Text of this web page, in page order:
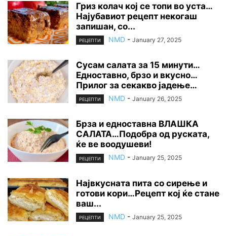
Гриз колач кој се топи во уста…
Најубавиот рецепт некогаш
запишан, со...
РЕЦЕПТИ NMD - January 27, 2025
Сусам салата за 15 минути…
Едноставно, брзо и вкусно…
Прилог за секакво јадење…
РЕЦЕПТИ NMD - January 26, 2025
Брза и едноставна ВЛАШКА
САЛАТА…Подобра од руската,
ќе ве воодушеви!
РЕЦЕПТИ NMD - January 25, 2025
Највкусната пита со сирење и
готови кори…Рецепт кој ќе стане
ваш...
РЕЦЕПТИ NMD - January 25, 2025